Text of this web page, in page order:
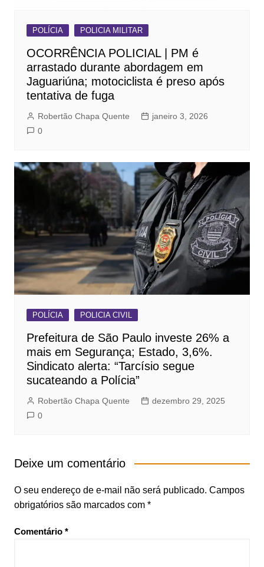
POLÍCIA POLICIA MILITAR
OCORRÊNCIA POLICIAL | PM é
arrastado durante abordagem em
Jaguariúna; motociclista é preso após
tentativa de fuga
Robertão Chapa Quente
janeiro 3, 2026
0
POLÍCIA POLICIA CIVIL
Prefeitura de São Paulo investe 26% a
mais em Segurança; Estado, 3,6%.
Sindicato alerta: “Tarcísio segue
sucateando a Polícia”
Robertão Chapa Quente
dezembro 29, 2025
0
Deixe um comentário
O seu endereço de e-mail não será publicado. Campos
obrigatórios são marcados com *
Comentário *